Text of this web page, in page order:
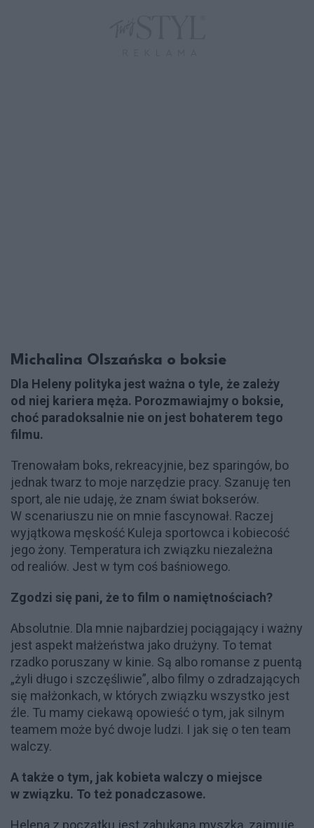
Michalina Olszańska o boksie
Dla Heleny polityka jest ważna o tyle, że zależy
od niej kariera męża. Porozmawiajmy o boksie,
choć paradoksalnie nie on jest bohaterem tego
filmu.
Trenowałam boks, rekreacyjnie, bez sparingów, bo
jednak twarz to moje narzędzie pracy. Szanuję ten
sport, ale nie udaję, że znam świat bokserów.
W scenariuszu nie on mnie fascynował. Raczej
wyjątkowa męskość Kuleja sportowca i kobiecość
jego żony. Temperatura ich związku niezależna
od realiów. Jest w tym coś baśniowego.
Zgodzi się pani, że to film o namiętnościach?
Absolutnie. Dla mnie najbardziej pociągający i ważny
jest aspekt małżeństwa jako drużyny. To temat
rzadko poruszany w kinie. Są albo romanse z puentą
„żyli długo i szczęśliwie”, albo filmy o zdradzających
się małżonkach, w których związku wszystko jest
źle. Tu mamy ciekawą opowieść o tym, jak silnym
teamem może być dwoje ludzi. I jak się o ten team
walczy.
A także o tym, jak kobieta walczy o miejsce
w związku. To też ponadczasowe.
Helena z początku jest zahukaną myszką, zajmuje